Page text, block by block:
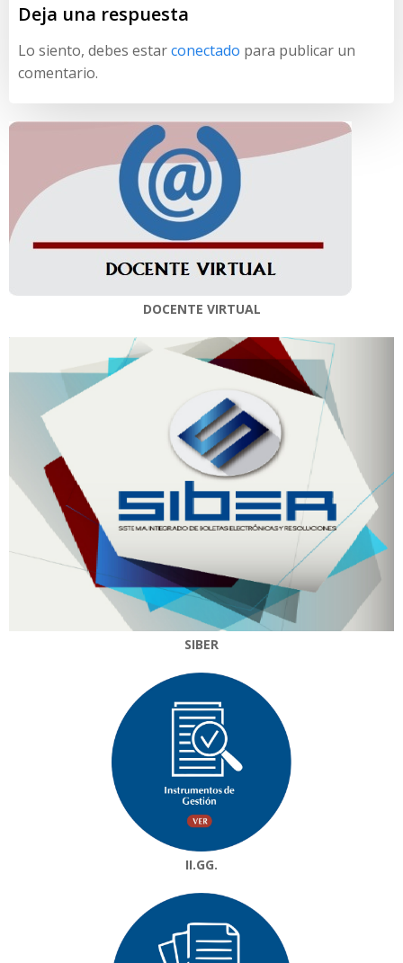
Deja una respuesta
Lo siento, debes estarconectado para publicar un
comentario.
DOCENTE VIRTUAL
SIBER
II.GG.